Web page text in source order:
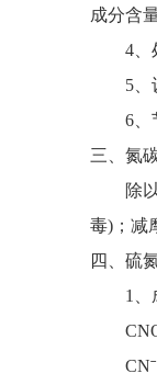
成分含
4、处
5、设
6、节
三、氮
除以基
毒)；减
四、硫
1、成
CNOˉ
CNˉ